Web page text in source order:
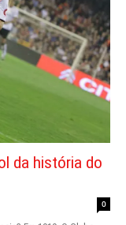
da história do
0